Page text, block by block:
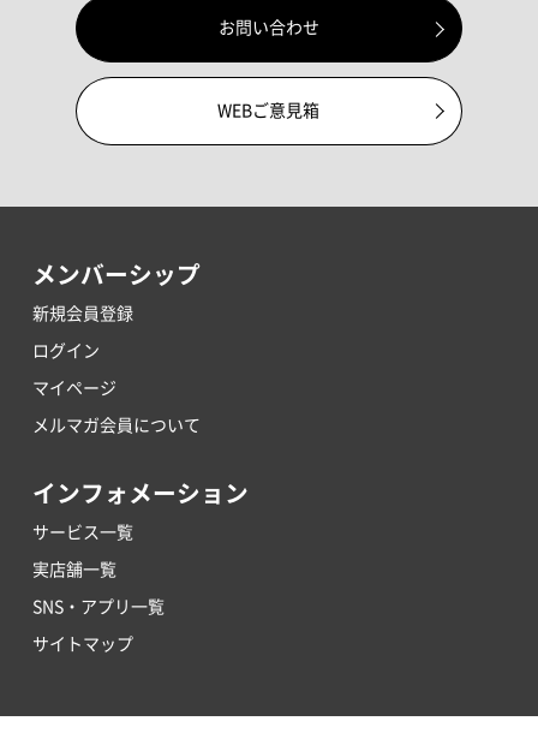
お問い合わせ
WEBご意見箱
メンバーシップ
新規会員登録
ログイン
マイページ
メルマガ会員について
インフォメーション
サービス一覧
実店舗一覧
SNS・アプリ一覧
サイトマップ